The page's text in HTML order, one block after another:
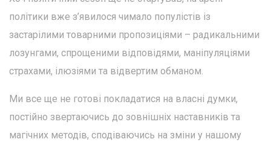
політики вже з’явилося чимало популістів із
застарілими товарними пропозиціями – радикальними
лозунгами, спрощеними відповідями, маніпуляціями
страхами, ілюзіями та відвертим обманом.
Ми все ще не готові покладатися на власні думки,
постійно звертаючись до зовнішніх наставників та
магічних методів, сподіваючись на зміни у нашому